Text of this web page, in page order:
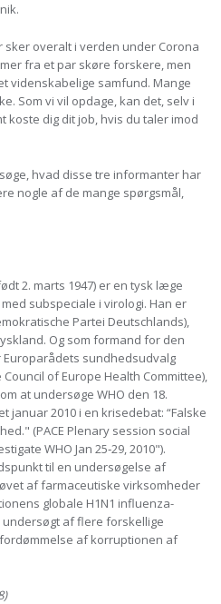
sker overalt i verden under Corona
fra et par skøre forskere, men
videnskabelige samfund. Mange
Som vi vil opdage, kan det, selv i
koste dig dit job, hvis du taler imod
hvad disse tre informanter har
nogle af de mange spørgsmål,
2. marts 1947) er en tysk læge
subspeciale i virologi. Han er
Partei Deutschlands),
Og som formand for den
sundhedsudvalg
of Europe Health Committee),
at undersøge WHO den 18.
januar 2010 i en krisedebat: “Falske
(PACE Plenary session social
WHO Jan 25‐29, 2010").
til en undersøgelse af
af farmaceutiske virksomheder
globale H1N1 influenza-
undersøgt af flere forskellige
af korruptionen af